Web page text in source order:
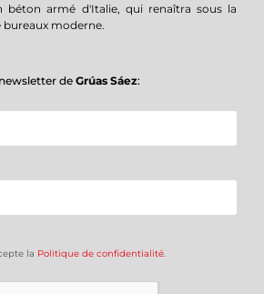
béton armé d'Italie, qui renaîtra sous la
bureaux moderne.
de Grúas Sáez:
la Politique de confidentialité.